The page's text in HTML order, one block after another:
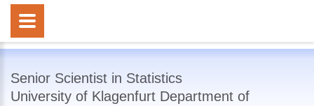
Senior Scientist in Statistics
University of Klagenfurt Department of